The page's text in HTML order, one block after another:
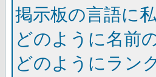
掲示板の言語に
どのように名前
どのようにラン